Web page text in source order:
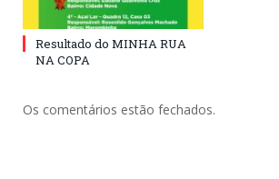
Resultado do MINHA RUA
NA COPA
Os comentários estão fechados.